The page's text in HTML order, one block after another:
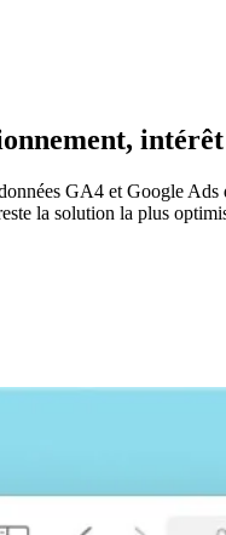
GA4 et Google
la solution la plus